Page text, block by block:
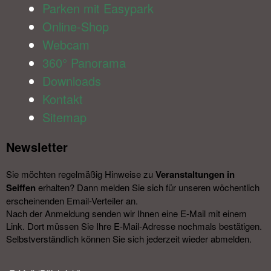
Parken mit Easypark
Online-Shop
Webcam
360° Panorama
Downloads
Kontakt
Sitemap
Newsletter​
Sie möchten regelmäßig Hinweise zu Veranstal­tungen in
Seiffen erhalten? Dann melden Sie sich für unseren wöchentlich
erscheinenden Email-Verteiler an.
Nach der Anmeldung senden wir Ihnen eine E-Mail mit einem
Link. Dort müssen Sie Ihre E-Mail-Adresse nochmals bestätigen.
Selbstverständlich können Sie sich jederzeit wieder abmelden.​